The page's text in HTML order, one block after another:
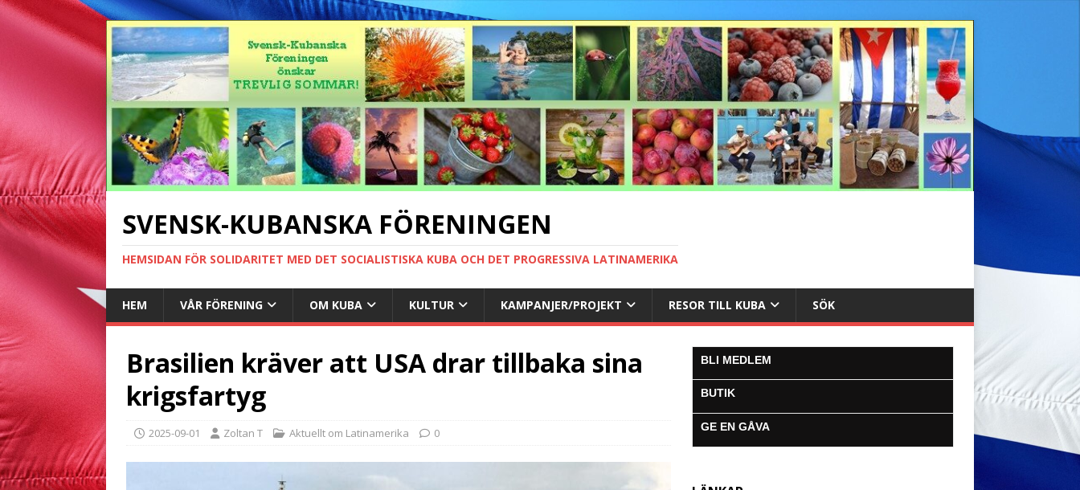
SVENSK-KUBANSKA FÖRENINGEN
HEMSIDAN FÖR SOLIDARITET MED DET SOCIALISTISKA KUBA OCH DET PROGRESSIVA LATINAMERIKA
HEM VÅR FÖRENING OM KUBA KULTUR KAMPANJER/PROJEKT RESOR TILL KUBA SÖK
Brasilien kräver att USA drar tillbaka sina
krigsfartyg
2025-09-01 Zoltan T Aktuellt om Latinamerika 0
BLI MEDLEM
BUTIK
GE EN GÅVA